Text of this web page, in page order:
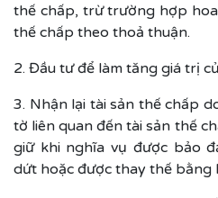
thế chấp, trừ trường hợp
thế chấp theo thoả thuận.
2. Đầu tư để làm tăng giá trị
3. Nhận lại tài sản thế chấp
tờ liên quan đến tài sản thế
giữ khi nghĩa vụ được bảo
dứt hoặc được thay thế bằng